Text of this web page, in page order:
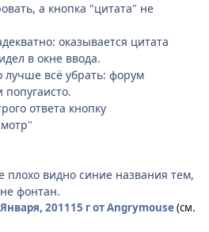
а кнопка "цитата" не
оказывается цитата
в окне ввода.
всё убрать: форум
ответа кнопку
плохо видно синие названия тем,
фонтан.
201115 гот Angrymouse(см.